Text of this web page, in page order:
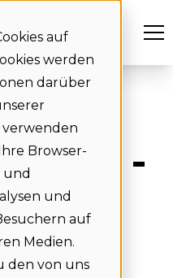
auf
werden
darüber
verwenden
Browser-
und
und
auf
Medien.
den von uns
buchen
-